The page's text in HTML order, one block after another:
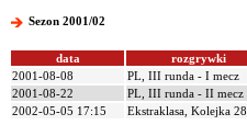
Sezon 2001/02
data rozgrywki
2001-08-08
PL, III runda - I mecz
2001-08-22
PL, III runda - II mecz
2002-05-05 17:15
Ekstraklasa, Kolejka 28